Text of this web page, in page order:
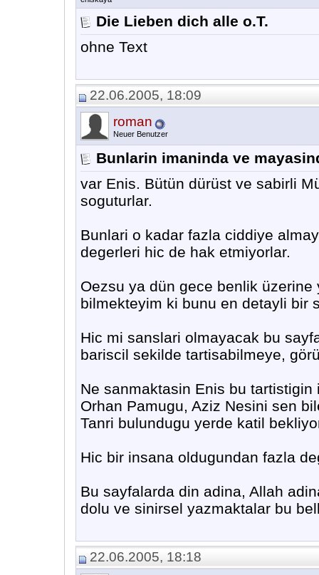
Die Lieben dich alle o.T.
ohne Text
22.06.2005, 18:09
roman
Neuer Benutzer
Bunlarin imaninda ve
var Enis. Bütün dürüst ve sabirli
soguturlar.
Bunlari o kadar fazla ciddiye
degerleri hic de hak etmiyorlar.
Oezsu ya dün gece benlik
bilmekteyim ki bunu en detayli bir
Hic mi sanslari olmayacak bu
bariscil sekilde tartisabilmeye,
Ne sanmaktasin Enis bu
Orhan Pamugu, Aziz Nesini sen
Tanri bulundugu yerde katil
Hic bir insana oldugundan fazla
Bu sayfalarda din adina, Allah
dolu ve sinirsel yazmaktalar bu
22.06.2005, 18:18